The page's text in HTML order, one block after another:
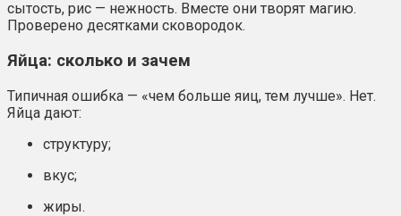
сытость, рис — нежность. Вместе они творят магию.
Проверено десятками сковородок.
Яйца: сколько и зачем
Типичная ошибка — «чем больше яиц, тем лучше». Нет.
Яйца дают:
структуру;
вкус;
жиры.